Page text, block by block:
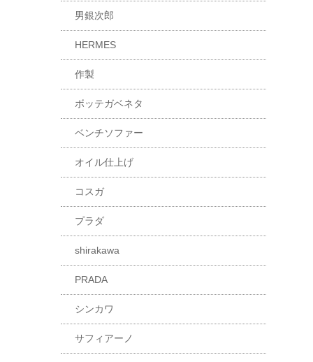
男銀次郎
HERMES
作製
ボッテガベネタ
ベンチソファー
オイル仕上げ
コスガ
プラダ
shirakawa
PRADA
シンカワ
サフィアーノ